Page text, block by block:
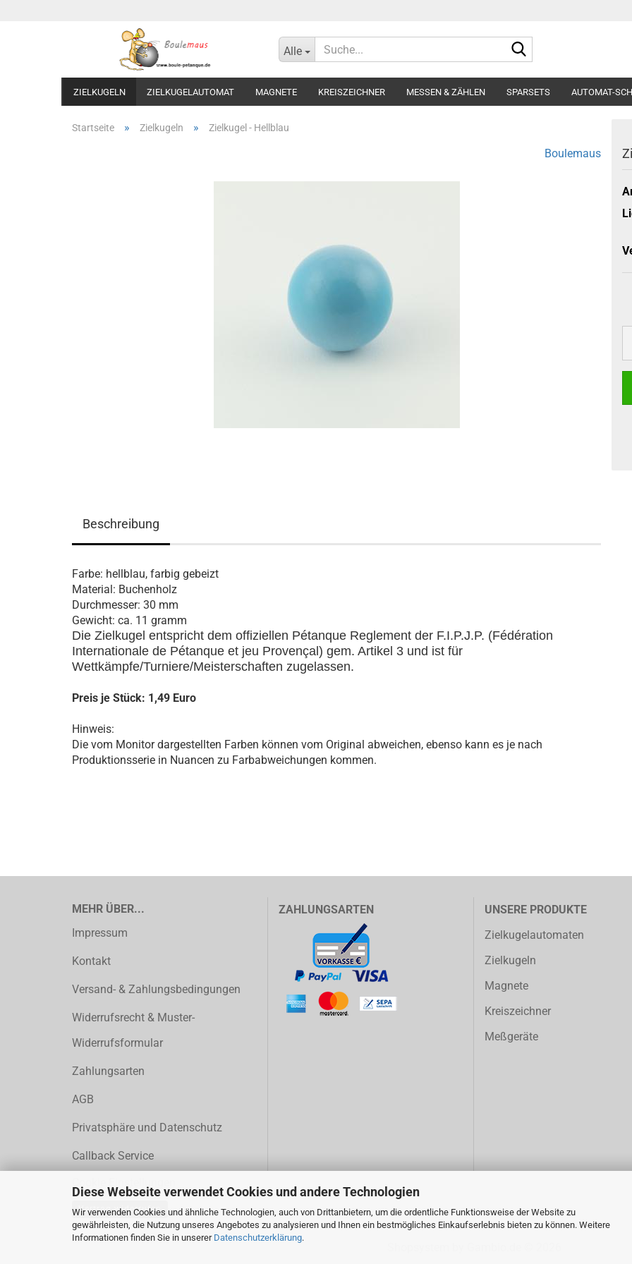
Diese Webseite verwendet Cookies und andere Technologien
Wir verwenden Cookies und ähnliche Technologien, auch von Drittanbietern, um die ordentliche Funktionsweise der Website zu
gewährleisten, die Nutzung unseres Angebotes zu analysieren und Ihnen ein bestmögliches Einkaufserlebnis bieten zu können. Weitere
Informationen finden Sie in unserer Datenschutzerklärung.
Alle
ZIELKUGELN ZIELKUGELAUTOMAT MAGNETE KREISZEICHNER MESSEN & ZÄHLEN SPARSETS AUTOMAT-
Startseite » Zielkugeln » Zielkugel - Hellblau
Boulemaus
Beschreibung
Farbe: hellblau, farbig gebeizt
Material: Buchenholz
Durchmesser: 30 mm
Gewicht: ca. 11 gramm
Die Zielkugel entspricht dem offiziellen Pétanque Reglement der F.I.P.J.P. (Fédération
Internationale de Pétanque et jeu Provençal) gem. Artikel 3 und ist für
Wettkämpfe/Turniere/Meisterschaften zugelassen.
Preis je Stück: 1,49 Euro
Hinweis:
Die vom Monitor dargestellten Farben können vom Original abweichen, ebenso kann es je nach
Produktionsserie in Nuancen zu Farbabweichungen kommen.
MEHR ÜBER...
Impressum
Kontakt
Versand- & Zahlungsbedingungen
Widerrufsrecht & Muster-
Widerrufsformular
Zahlungsarten
AGB
Privatsphäre und Datenschutz
Callback Service
ZAHLUNGSARTEN
UNSERE PRODUKTE
Zielkugelautomaten
Zielkugeln
Magnete
Kreiszeichner
Meßgeräte
Vertrag widerrufen